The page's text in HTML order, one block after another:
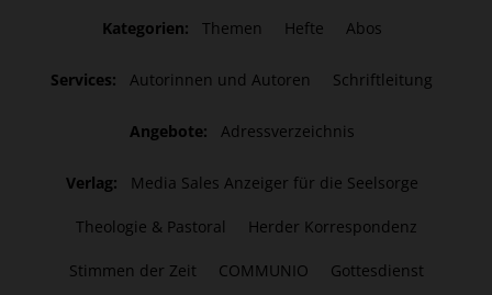
Kategorien: Themen Hefte Abos
Services: Autorinnen und Autoren Schriftleitung
Angebote: Adressverzeichnis
Verlag: Media Sales Anzeiger für die Seelsorge
Theologie & Pastoral Herder Korrespondenz
Stimmen der Zeit COMMUNIO Gottesdienst